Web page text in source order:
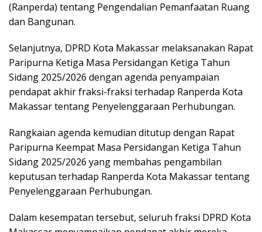
(Ranperda) tentang Pengendalian Pemanfaatan Ruang
dan Bangunan.
Selanjutnya, DPRD Kota Makassar melaksanakan Rapat
Paripurna Ketiga Masa Persidangan Ketiga Tahun
Sidang 2025/2026 dengan agenda penyampaian
pendapat akhir fraksi-fraksi terhadap Ranperda Kota
Makassar tentang Penyelenggaraan Perhubungan.
Rangkaian agenda kemudian ditutup dengan Rapat
Paripurna Keempat Masa Persidangan Ketiga Tahun
Sidang 2025/2026 yang membahas pengambilan
keputusan terhadap Ranperda Kota Makassar tentang
Penyelenggaraan Perhubungan.
Dalam kesempatan tersebut, seluruh fraksi DPRD Kota